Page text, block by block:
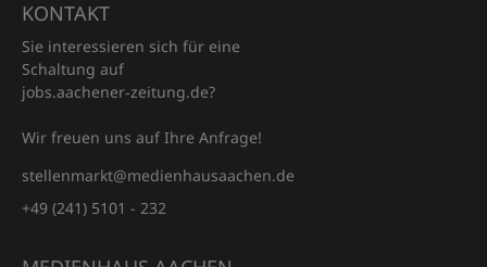
KONTAKT
Sie interessieren sich für eine
Schaltung auf
jobs.aachener‑zeitung.de?
Wir freuen uns auf Ihre Anfrage!
stellenmarkt@medienhausaachen.de
+49 (241) 5101 - 232